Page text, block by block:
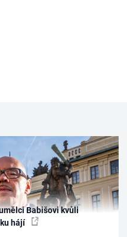
Babišovi kvůli
hájí